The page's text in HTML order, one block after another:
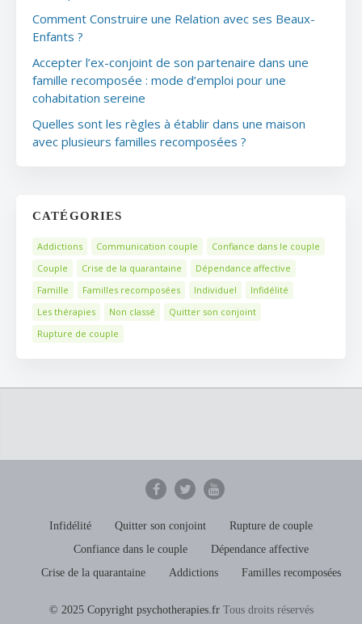
Comment Construire une Relation avec ses Beaux-
Enfants ?
Accepter l’ex-conjoint de son partenaire dans une
famille recomposée : mode d’emploi pour une
cohabitation sereine
Quelles sont les règles à établir dans une maison
avec plusieurs familles recomposées ?
CATÉGORIES
Addictions Communication couple
Confiance dans le couple
Couple
Crise de la quarantaine
Dépendance affective
Famille
Familles recomposées Individuel
Infidélité
Les thérapies
Non classé
Quitter son conjoint
Rupture de couple
Infidélité Quitter son conjoint
Rupture de couple
Confiance dans le couple
Dépendance affective
Crise de la quarantaine
Addictions Familles recomposées
© 2025 Copyright psychotherapies.frTous droits réservés